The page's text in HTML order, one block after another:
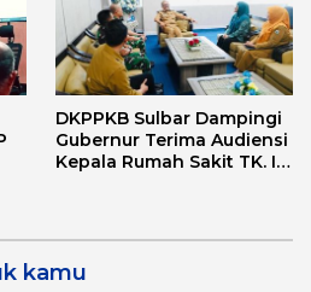
DKPPKB Sulbar Dampingi
Gubernur Terima Audiensi
Kepala Rumah Sakit TK. III
kamu